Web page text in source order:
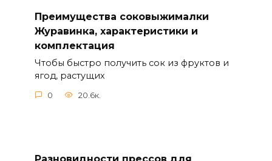
Преимущества соковыжималки
Журавинка, характеристики и
комплектация
Чтобы быстро получить сок из фруктов и
ягод, растущих
0 20.6к.